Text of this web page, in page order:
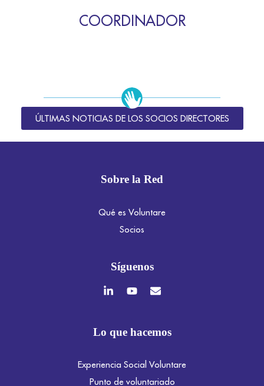
COORDINADOR
ÚLTIMAS NOTICIAS DE LOS SOCIOS DIRECTORES
Sobre la Red
Qué es Voluntare
Socios
Síguenos
Lo que hacemos
Experiencia Social Voluntare
Punto de voluntariado